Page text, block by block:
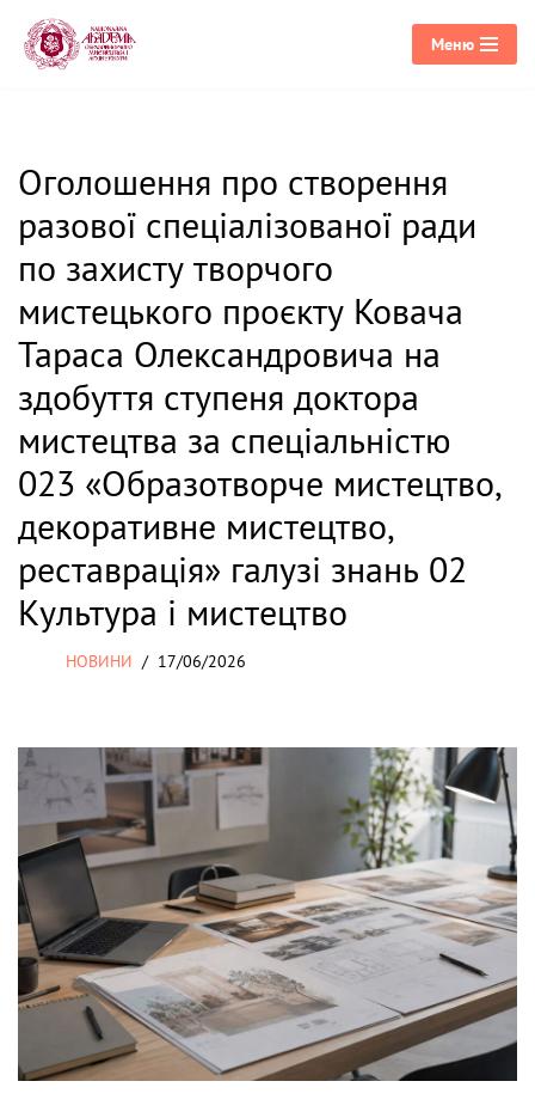
Перейти
Меню
Оголошення про створення
разової спеціалізованої ради
по захисту творчого
мистецького проєкту Ковача
Тараса Олександровича на
здобуття ступеня доктора
мистецтва за спеціальністю
023 «Образотворче мистецтво,
декоративне мистецтво,
реставрація» галузі знань 02
Культура і мистецтво
НОВИНИ 17/06/2026